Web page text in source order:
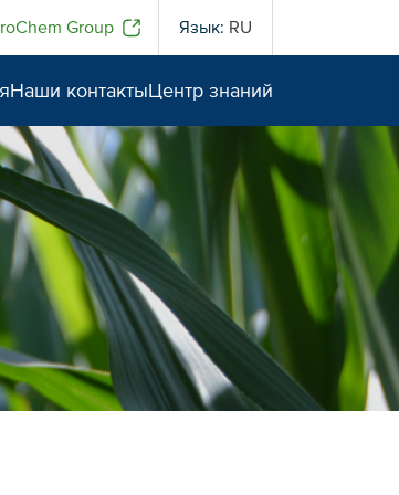
Group Язык: RU
Наши контактыЦентр знаний